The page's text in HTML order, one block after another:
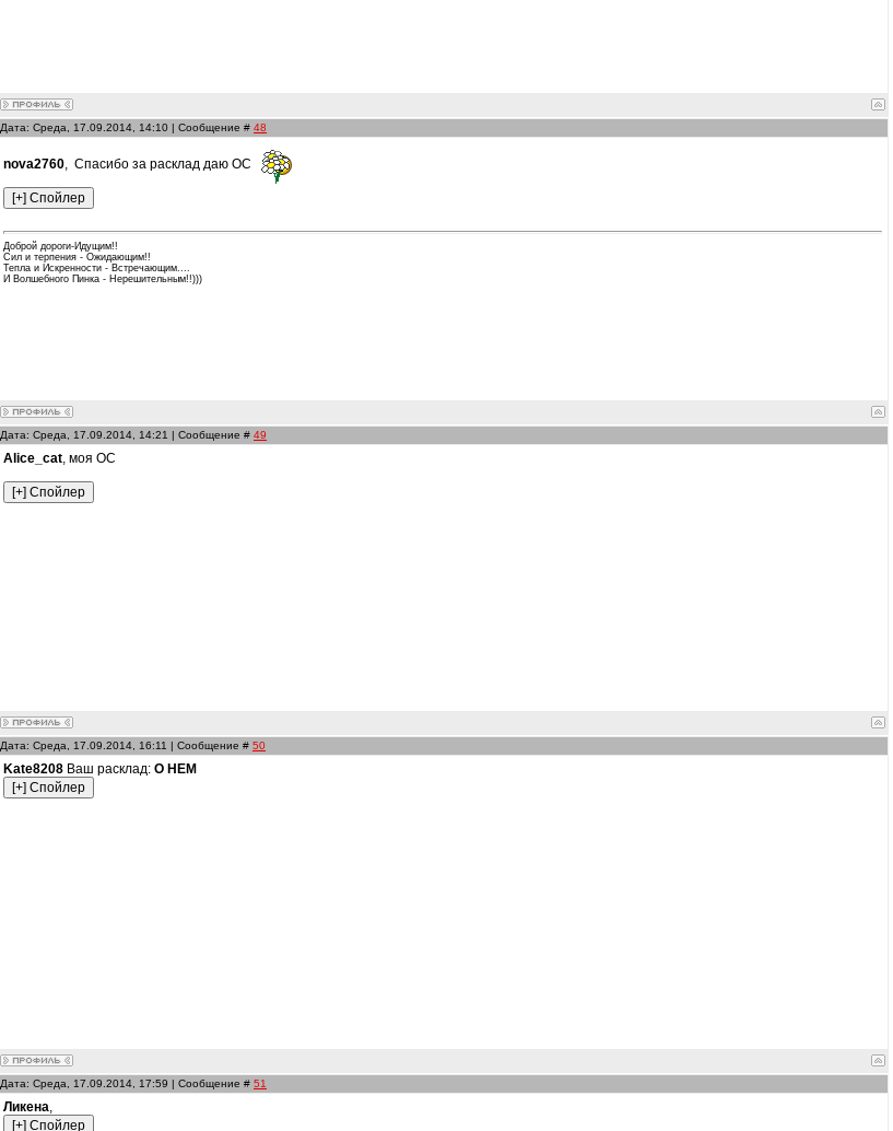
Дата: Среда, 17.09.2014, 14:10 | Сообщение # 48
nova2760, Спасибо за расклад даю ОС
Доброй дороги-Идущим!!
Сил и терпения - Ожидающим!!
Тепла и Искренности - Встречающим....
И Волшебного Пинка - Нерешительным!!)))
Дата: Среда, 17.09.2014, 14:21 | Сообщение # 49
Alice_cat, моя ОС
Дата: Среда, 17.09.2014, 16:11 | Сообщение # 50
Kate8208 Ваш расклад: О НЕМ
Дата: Среда, 17.09.2014, 17:59 | Сообщение # 51
Ликена,